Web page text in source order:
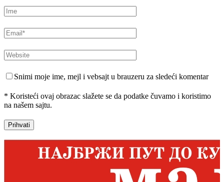
Snimi moje ime, mejl i vebsajt u brauzeru za sledeći komentar
* Koristeći ovaj obrazac slažete se da podatke čuvamo i koristimo
na našem sajtu.